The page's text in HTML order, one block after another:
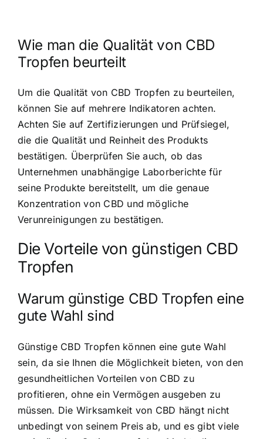
Wie man die Qualität von CBD
Tropfen beurteilt
Um die Qualität von CBD Tropfen zu beurteilen,
können Sie auf mehrere Indikatoren achten.
Achten Sie auf Zertifizierungen und Prüfsiegel,
die die Qualität und Reinheit des Produkts
bestätigen. Überprüfen Sie auch, ob das
Unternehmen unabhängige Laborberichte für
seine Produkte bereitstellt, um die genaue
Konzentration von CBD und mögliche
Verunreinigungen zu bestätigen.
Die Vorteile von günstigen CBD
Tropfen
Warum günstige CBD Tropfen eine
gute Wahl sind
Günstige CBD Tropfen können eine gute Wahl
sein, da sie Ihnen die Möglichkeit bieten, von den
gesundheitlichen Vorteilen von CBD zu
profitieren, ohne ein Vermögen ausgeben zu
müssen. Die Wirksamkeit von CBD hängt nicht
unbedingt von seinem Preis ab, und es gibt viele